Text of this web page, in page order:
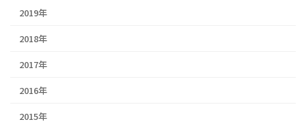
2019年
2018年
2017年
2016年
2015年